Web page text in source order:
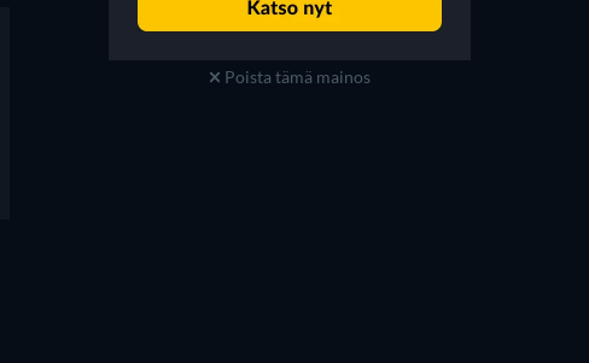
Poista tämä mainos